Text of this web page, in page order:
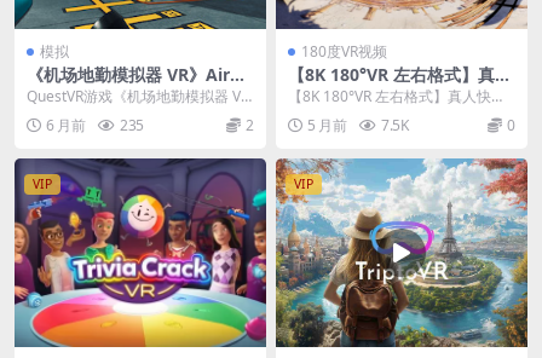
模拟
《机场地勤模拟器 VR》Airpo
rt Ground Handling Simula
tor
QuestVR游戏《机场地勤模拟器 V
R》Airport Ground Hand...
6 月前 235 2
180度VR视频
【8K 180°VR 左右格式】真人
快打VR
【8K 180°VR 左右格式】真人快打V
R
5 月前 7.5K 0
VIP VIP